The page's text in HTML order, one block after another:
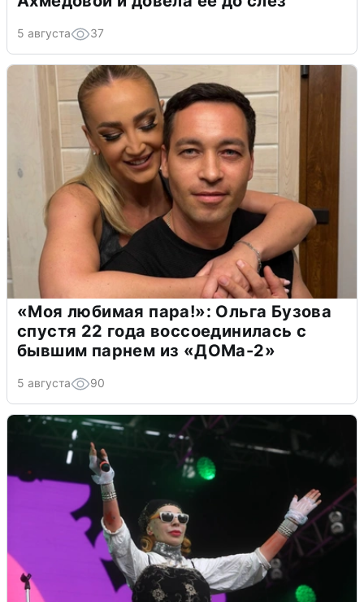
5 августа 37
«Моя любимая пара!»: Ольга Бузова
спустя 22 года воссоединилась с
бывшим парнем из «ДОМа-2»
5 августа 90